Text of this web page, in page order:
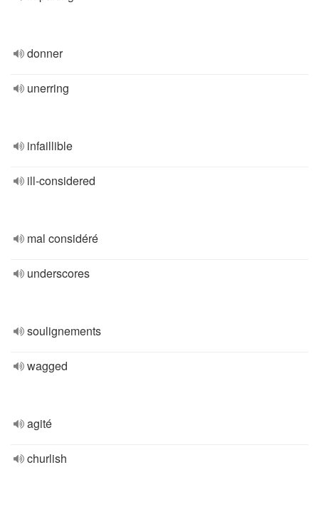
donner
unerring
infaillible
ill-considered
mal considéré
underscores
soulignements
wagged
agité
churlish